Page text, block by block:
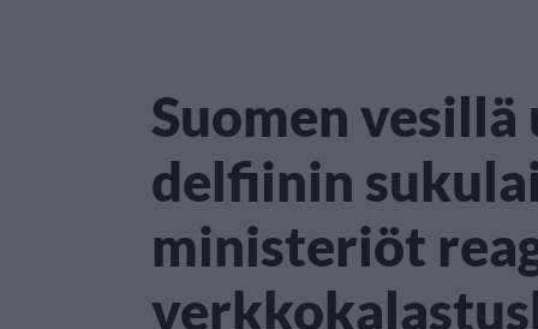
Suomen
delfiinin
ministeriöt